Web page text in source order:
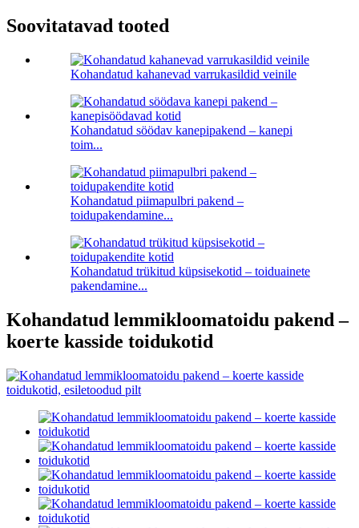
Soovitatavad tooted
Kohandatud kahanevad varrukasildid veinile
Kohandatud söödav kanepipakend – kanepi
toim...
Kohandatud piimapulbri pakend –
toidupakendamine...
Kohandatud trükitud küpsisekotid – toiduainete
pakendamine...
Kohandatud lemmikloomatoidu pakend –
koerte kasside toidukotid